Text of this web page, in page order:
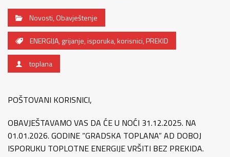
Novosti,Obavještenje
ENERGIJA,grijanje,isporuka,korisnici,PREKID
toplana
POŠTOVANI KORISNICI,
OBAVJEŠTAVAMO VAS DA ĆE U NOĆI 31.12.2025. NA
01.01.2026. GODINE ”GRADSKA TOPLANA” AD DOBOJ
ISPORUKU TOPLOTNE ENERGIJE VRŠITI BEZ PREKIDA.